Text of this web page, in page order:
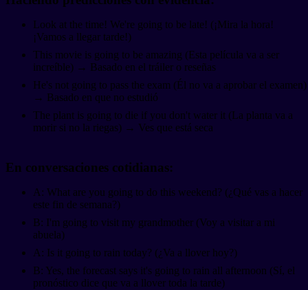
Look at the time! We're going to be late! (¡Mira la hora!
¡Vamos a llegar tarde!)
This movie is going to be amazing (Esta película va a ser
increíble) → Basado en el tráiler o reseñas
He's not going to pass the exam (Él no va a aprobar el examen)
→ Basado en que no estudió
The plant is going to die if you don't water it (La planta va a
morir si no la riegas) → Ves que está seca
En conversaciones cotidianas:
A: What are you going to do this weekend? (¿Qué vas a hacer
este fin de semana?)
B: I'm going to visit my grandmother (Voy a visitar a mi
abuela)
A: Is it going to rain today? (¿Va a llover hoy?)
B: Yes, the forecast says it's going to rain all afternoon (Sí, el
pronóstico dice que va a llover toda la tarde)